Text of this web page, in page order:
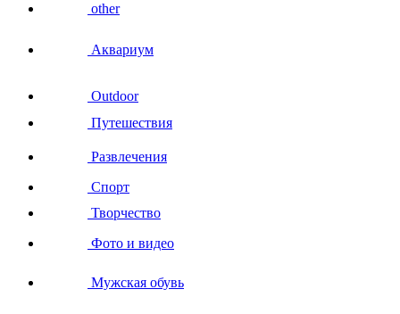
other
Аквариум
Outdoor
Путешествия
Развлечения
Спорт
Творчество
Фото и видео
Мужская обувь